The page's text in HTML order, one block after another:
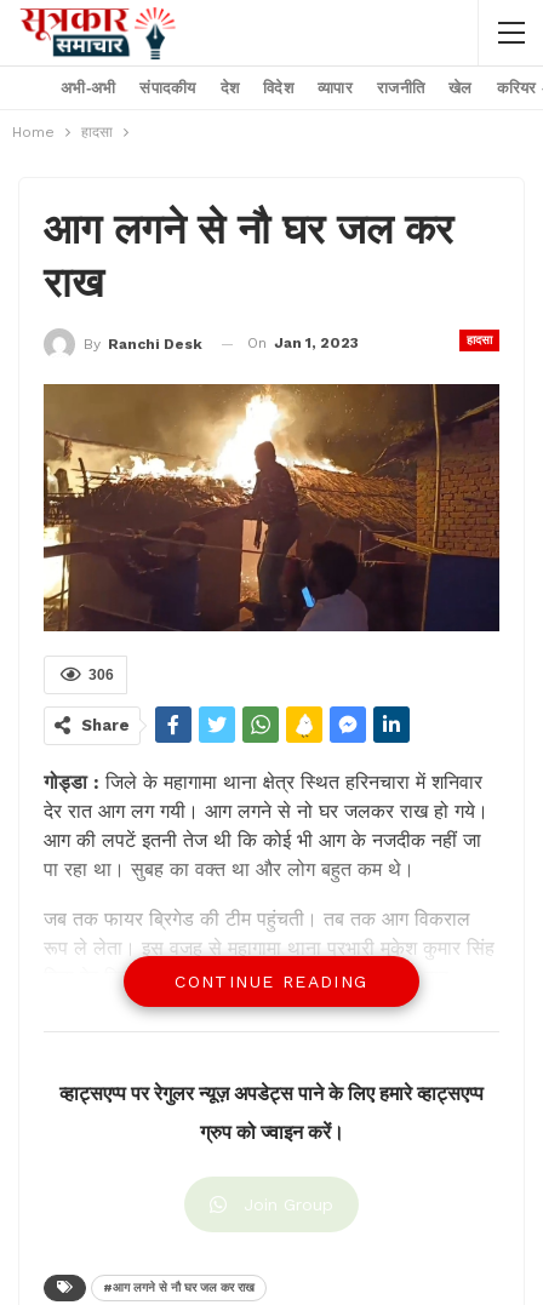
अभी-अभी संपादकीय देश विदेश व्यापार राजनीति खेल करियर
Home हादसा
आग लगने से नौ घर जल कर
राख
हादसा
By Ranchi Desk On Jan 1, 2023
306
Share
गोड्डा : जिले के महागामा थाना क्षेत्र स्थित हरिनचारा में शनिवार
देर रात आग लग गयी। आग लगने से नो घर जलकर राख हो गये।
आग की लपटें इतनी तेज थी कि कोई भी आग के नजदीक नहीं जा
पा रहा था। सुबह का वक्त था और लोग बहुत कम थे।
जब तक फायर ब्रिगेड की टीम पहुंचती। तब तक आग विकराल
रूप ले लेता। इस वजह से महागामा थाना प्रभारी मुकेश कुमार सिंह
बिना देर किये अकेले ही आग बुझाने में जुट गये। जिसके बाद
अग्निशमन विभाग की दमकल गाड़ी मौके पर पहुंची और आग पर पूरी
तरह से काबू पाया गया।
CONTINUE READING
व्हाट्सएप्प पर रेगुलर न्यूज़ अपडेट्स पाने के लिए हमारे व्हाट्सएप्प
ग्रुप को ज्वाइन करें।
Join Group
#आग लगने से नौ घर जल कर राख